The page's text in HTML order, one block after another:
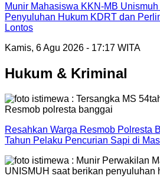
Munir Mahasiswa KKN-MB
Penyuluhan Hukum KDRT dan
Lontos
Kamis, 6 Agu 2026 - 17:17 WITA
Hukum & Kriminal
Resahkan Warga Resmob Polresta
Tahun Pelaku Pencurian Sapi di